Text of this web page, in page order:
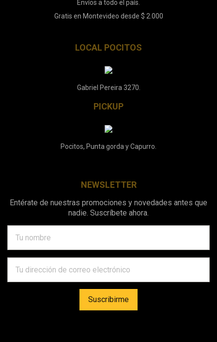
Envíos a todo el país.
Gratis en Montevideo desde $ 2.000
LOCAL POCITOS
Gabriel Pereira 3270.
PICKUP
Pocitos, Punta gorda y Capurro.
NEWSLETTER
Entérate de nuestras promociones y novedades antes que
nadie. Suscríbete ahora.